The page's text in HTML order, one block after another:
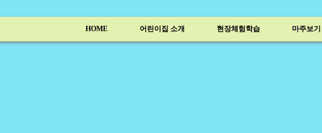
HOME 어린이집 소개 현장체험학습 마주보기